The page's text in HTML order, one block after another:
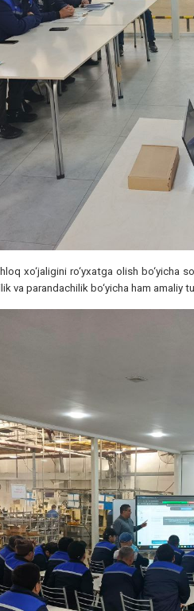
xo‘jaligini ro‘yxatga olish bo‘yicha
va parandachilik bo‘yicha ham amaliy